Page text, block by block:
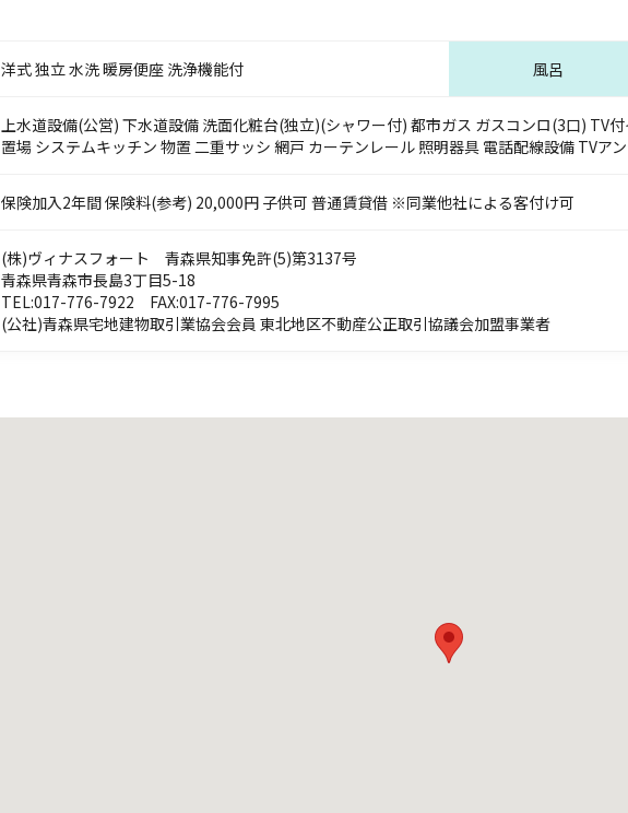
洋式 独立 水洗 暖房便座 洗浄機能付 風呂
上水道設備(公営) 下水道設備 洗面化粧台(独立)(シャワー付) 都市ガス ガスコンロ(3口) TV
置場 システムキッチン 物置 二重サッシ 網戸 カーテンレール 照明器具 電話配線設備 TVア
保険加入2年間 保険料(参考) 20,000円 子供可 普通賃貸借 ※同業他社による客付け可
(株)ヴィナスフォート 青森県知事免許(5)第3137号
青森県青森市長島3丁目5-18
TEL:017-776-7922 FAX:017-776-7995
(公社)青森県宅地建物取引業協会会員 東北地区不動産公正取引協議会加盟事業者